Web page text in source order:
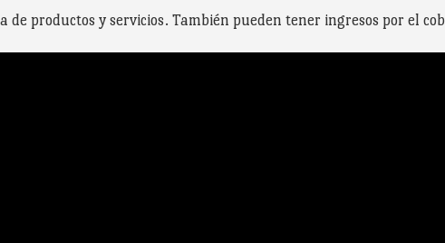
productos y servicios. También pueden tener ingresos por el